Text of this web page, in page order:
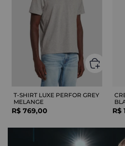
T-SHIRT LUXE PERFOR GREY
MELANGE
R$ 769,00 R$